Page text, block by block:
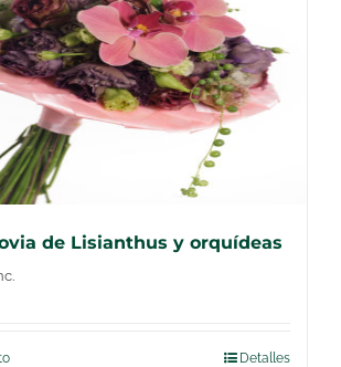
de Lisianthus y orquídeas
Detalles